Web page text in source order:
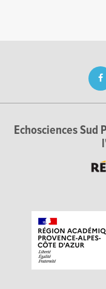
Echosciences Sud